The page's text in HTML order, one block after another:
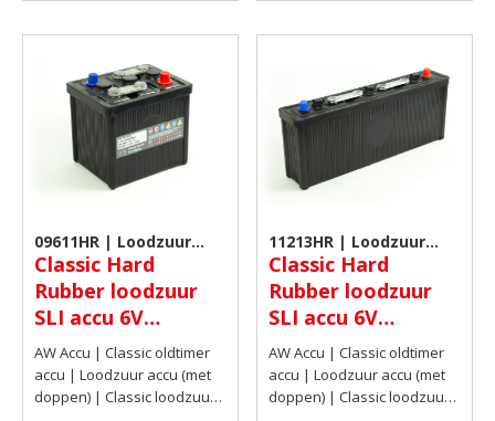
09611HR | Loodzuur
accu (met doppen)
Classic Hard
Rubber loodzuur
SLI accu 6V
96Ah(C20) 360 AMP
AW Accu | Classic oldtimer
accu | Loodzuur accu (met
doppen) | Classic loodzuur
11213HR | Loodzuur
accu (met doppen)
Classic Hard
Rubber loodzuur
SLI accu 6V
112Ah(C20) 540
AMP CCA EN
AW Accu | Classic oldtimer
accu | Loodzuur accu (met
doppen) | Classic loodzuur